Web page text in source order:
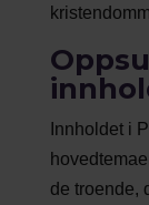
Innholdet i
de troende,